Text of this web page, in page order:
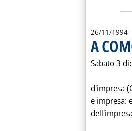
26/11/1994
A
Sabato 3
d'impresa
e impresa: